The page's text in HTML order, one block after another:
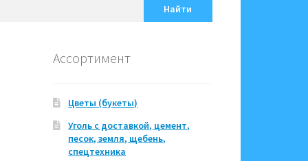
Найти
Ассортимент
Цветы (букеты)
Уголь с доставкой, цемент,
песок, земля, щебень,
спецтехника